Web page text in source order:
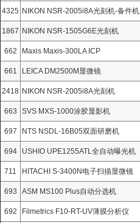
4325 NIKON NSR-2005i8A光刻机-备件机
1867 NIKON NSR-1505G6E光刻机
662
Maxis Maxis-300LA ICP
661
LEICA DM2500M显微镜
2418 NIKON NSR-2005i8A光刻机
663
SVS MXS-1000涂胶显影机
697
‌NTS NSDL-16B05双面研磨机
694
USHIO UPE1255ATL全自动曝光机
711
HITACHI S-3400N电子扫描显微镜
693
ASM MS100 Plus自动分选机
692
Filmetrics F10-RT-UV薄膜分析仪